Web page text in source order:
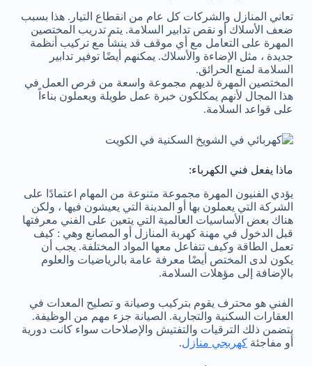
تعاني المنازل والشركات كل عام من انقطاع التيار. هذا بسبب
ضعف الأسلاك أو نقص تدابير السلامة. يتم تدريب المختصين
المهرة على التعامل مع أي موقف قد ينشأ مع تركيب أنظمة
جديدة ، مثل الإضاءة والأسلاك. يمكنهم أيضًا توفير تدابير
السلامة لمنع الحرائق.
المختصين المهرة لديهم مجموعة واسعة من فرص العمل في
هذا المجال لأنهم يمكلكون خبرة عمل طويلة ويعملون بناءاً
على قواعد السلامة.
ماذا يفعل فني الكهرباء:
يؤدي الفنيون المهرة مجموعة متنوعة من المهام اعتمادًا على
الشركة التي يعملون بها أو المدينة التي يعيشون فيها ، ولكن
هناك بعض الأساسيات العالمية التي يتعين على الفني معرفتها
قبل الدخول في مهنة كهربة المنازل أو المصانع وهي : كيف
تعمل الطاقة وكيف تتفاعل معها المواد المختلفة. يجب أن
يكون لدى المختص أيضًا معرفة عامة بالرياضيات والعلوم
بالإضافة إلى مؤهلات السلامة.
الفني هو محترف يقوم بتركيب وصيانة و تصليح المعدات في
العقارات السكنية والتجارية. الصيانة جزء مهم من الوظيفة.
يتضمن ذلك الترقيات والتفتيش والإصلاحات سواء كانت دورية
أو مفاجئة كهربجي منازل.